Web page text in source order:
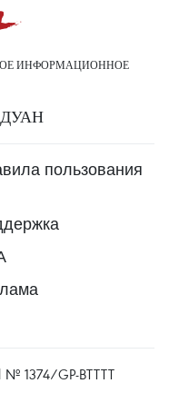
ИНФОРМАЦИОННОЕ
ДУАН
пользования
1374/GP-BTTTT